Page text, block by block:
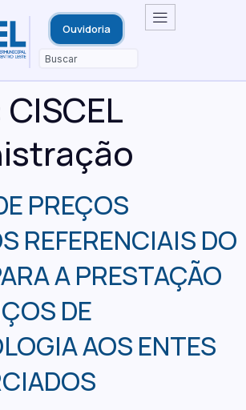
Ouvidoria
CISCEL
PREÇOS
REFERENCIAIS DO
A PRESTAÇÃO
DE
AOS ENTES